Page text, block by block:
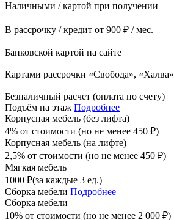
Наличными / картой при получении
В рассрочку / кредит от 900 ₽ / мес.
Банковской картой на сайте
Картами рассрочки «Свобода», «Халва»
Безналичный расчет (оплата по счету)
Подъём на этаж Подробнее
Корпусная мебель (без лифта)
4% от стоимости (но не менее 450 ₽)
Корпусная мебель (на лифте)
2,5% от стоимости (но не менее 450 ₽)
Мягкая мебель
1000 ₽(за каждые 3 ед.)
Сборка мебели Подробнее
Сборка мебели
10% от стоимости (но не менее 2 000 ₽)